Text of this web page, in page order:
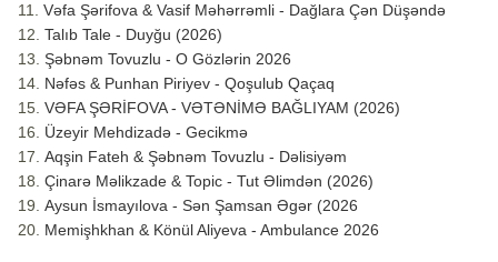
Vəfa Şərifova & Vasif Məhərrəmli - Dağlara Çən Düşəndə
Talıb Tale - Duyğu (2026)
Şəbnəm Tovuzlu - O Gözlərin 2026
Nəfəs & Punhan Piriyev - Qoşulub Qaçaq
VƏFA ŞƏRİFOVA - VƏTƏNİMƏ BAĞLIYAM (2026)
Üzeyir Mehdizadə - Gecikmə
Aqşin Fateh & Şəbnəm Tovuzlu - Dəlisiyəm
Çinarə Məlikzade & Topic - Tut Əlimdən (2026)
Aysun İsmayılova - Sən Şamsan Əgər (2026
Memişhkhan & Könül Aliyeva - Ambulance 2026